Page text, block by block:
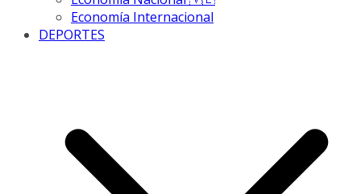
Economía Internacional
DEPORTES